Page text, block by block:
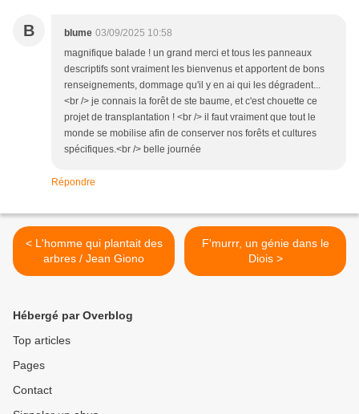
B blume 03/09/2025 10:58
magnifique balade ! un grand merci et tous les panneaux
descriptifs sont vraiment les bienvenus et apportent de bons
renseignements, dommage qu'il y en ai qui les dégradent...
<br /> je connais la forêt de ste baume, et c'est chouette ce
projet de transplantation ! <br /> il faut vraiment que tout le
monde se mobilise afin de conserver nos forêts et cultures
spécifiques.<br /> belle journée
Répondre
< L'homme qui plantait des
arbres / Jean Giono
F'murrr, un génie dans le
Diois >
Hébergé par Overblog
Top articles
Pages
Contact